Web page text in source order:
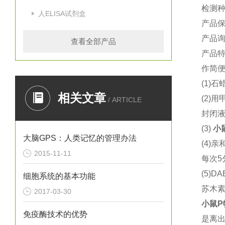
人ELISA试剂盒
查看全部产品
相关文章 / ARTICLE
大脑GPS：人类记忆的管理办法
2015-11-11
细胞系统的基本功能
2017-03-30
免疫酶技术的优势
检测
产品
产品
产品
作简便
(1)石
(2)用
封闭
(3) 小
(4)亲
每次5
苏木
小鼠P
是离